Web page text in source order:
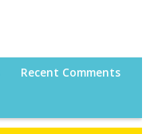
Recent Comments